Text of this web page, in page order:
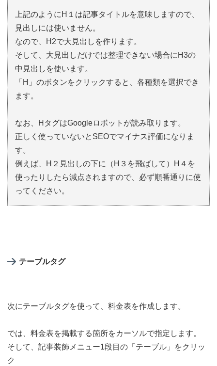
上記のようにH１は記事タイトルを意味しますので、
見出しには使いません。
なので、H2で大見出しを作ります。
そして、大見出しだけでは整理できない場合にH3の
中見出しを使います。
「H」のボタンをクリックすると、各種類を選択でき
ます。
なお、HタグはGoogleロボットが読み取ります。
正しく使っていないとSEOでマイナス評価になりま
す。
例えば、H２見出しの下に（H３を飛ばして）H４を
使ったりしたら減点されますので、必ず順番通りに使
ってください。
テーブルタグ
次にテーブルタグを使って、料金表を作成します。
では、料金表を掲載する箇所をカーソルで指定します。
そして、記事装飾メニュー1段目の「テーブル」をクリッ
ク